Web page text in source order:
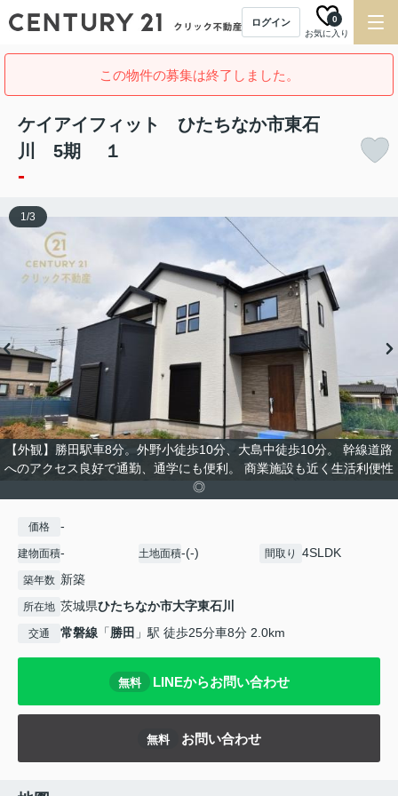
ログイン
お気に入り
0
この物件の募集は終了しました。
ケイアイフィット ひたちなか市東石
川 5期 １
-
【外観】勝田駅車8分。外野小徒歩10分、大島中徒歩10分。 幹線道路
へのアクセス良好で通勤、通学にも便利。 商業施設も近く生活利便性
◎
1/3
価格 -
建物面積- 土地面積-(-) 間取り 4SLDK
築年数 新築
所在地 茨城県ひたちなか市大字東石川
交通 常磐線 「勝田 」駅 徒歩25分車8分 2.0km
無料 LINEからお問い合わせ
無料 お問い合わせ